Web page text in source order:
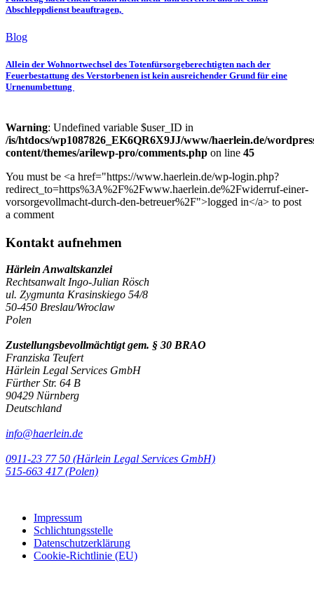
Abschleppdienst beauftragen,
Blog
Allein der Wohnortwechsel des Totenfürsorgeberechtigten nach der
Feuerbestattung des Verstorbenen ist kein ausreichender Grund für eine
Urnenumbettung
Warning: Undefined variable $user_ID in
/is/htdocs/wp1087826_EK6QR6X9JJ/www/haerlein.de/
content/themes/arilewp-pro/comments.php on line 45
You must be <a href="https://www.haerlein.de/wp-login.php?
redirect_to=https%3A%2F%2Fwww.haerlein.de%2Fwiderruf-einer-
vorsorgevollmacht-durch-den-betreuer%2F">logged in</a> to post
a comment
Kontakt aufnehmen
Härlein Anwaltskanzlei
Rechtsanwalt Ingo-Julian Rösch
ul. Zygmunta Krasinskiego 54/8
50-450 Breslau/Wroclaw
Polen
Zustellungsbevollmächtigt gem. § 30 BRAO
Franziska Teufert
Härlein Legal Services GmbH
Fürther Str. 64 B
90429 Nürnberg
Deutschland
info@haerlein.de
0911-23 77 50 (Härlein Legal Services GmbH)
‭515-663 417 (Polen)‬‬‬
Impressum
Schlichtungsstelle
Datenschutzerklärung
Cookie-Richtlinie (EU)